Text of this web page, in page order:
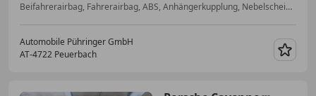
Beifahrerairbag, Fahrerairbag, ABS, Anhängerkupplung, Nebelscheinwerfer, Einparkhilfe Sensoren vorne, Start/Stop-Automatik, Alufelgen
Automobile Pühringer GmbH
AT-4722 Peuerbach